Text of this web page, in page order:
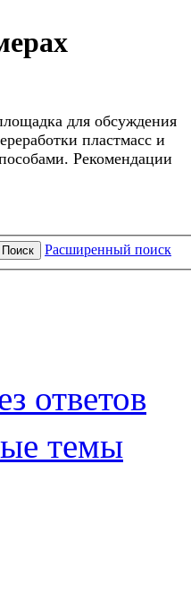
для обсуждения
пластмасс и
Рекомендации
Поиск Расширенный поиск
ответов
темы